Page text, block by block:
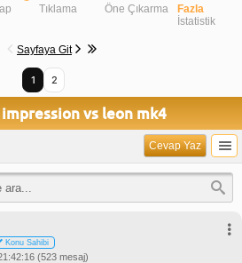
Tıklama
Öne Çıkarma
Fazla
İstatistik
Sayfaya Git
1 2
vs leon mk4
Cevap Yaz
Konu Sahibi
(523 mesaj)